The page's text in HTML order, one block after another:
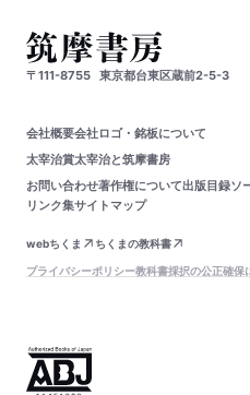
〒111-8755 東京都台東区蔵前2-5-3
会社概要会社ロゴ・銘板について
太宰治賞太宰治と筑摩書房
お問い合わせ著作権について出版目録ソ
リンク集サイトマップ
webちくま
ちくまの教科書
プライバシーポリシー教科書採択の公正確保